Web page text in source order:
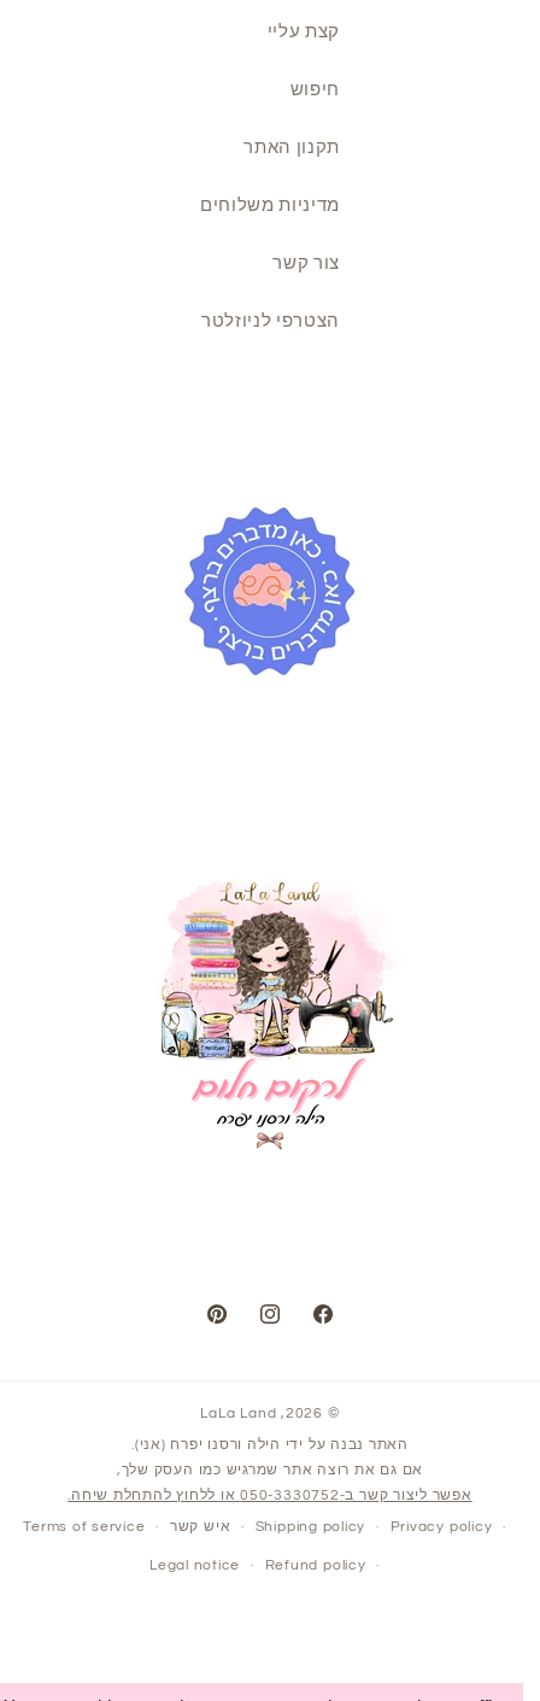
קצת עליי
חיפוש
תקנון האתר
מדיניות משלוחים
צור קשר
הצטרפי לניוזלטר
Facebook
Instagram
Pinterest
LaLa Land
האתר נבנה על ידי הילה ורסנו יפרח (אני).
אם גם את רוצה אתר שמרגיש כמו העסק שלך,
אפשר ליצור קשר ב-050-3330752 או ללחוץ להתחלת שיחה.
Privacy policy
Shipping policy איש קשר Terms of service
Refund policy
Legal notice